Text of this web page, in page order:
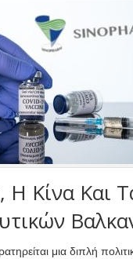
Η Κίνα Και
μια διπλή